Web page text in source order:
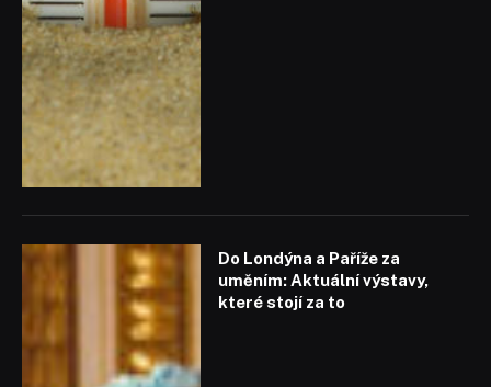
Do Londýna a Paříže za
uměním: Aktuální výstavy,
které stojí za to